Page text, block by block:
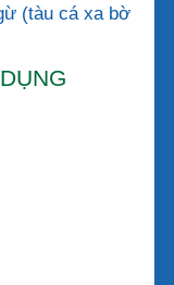
(tàu cá xa bờ